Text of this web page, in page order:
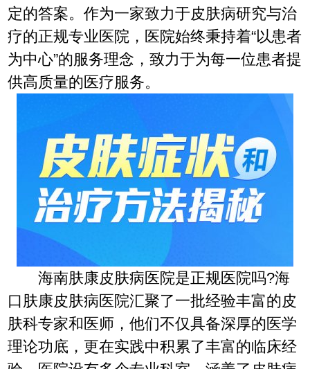
定的答案。作为一家致力于皮肤病研究与治
疗的正规专业医院，医院始终秉持着“以患者
为中心”的服务理念，致力于为每一位患者提
供高质量的医疗服务。
海南肤康皮肤病医院是正规医院吗?海
口肤康皮肤病医院汇聚了一批经验丰富的皮
肤科专家和医师，他们不仅具备深厚的医学
理论功底，更在实践中积累了丰富的临床经